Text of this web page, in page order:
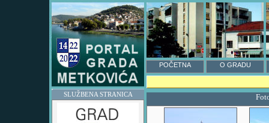
POČETNA O GRADU
SLUŽBENA STRANICA